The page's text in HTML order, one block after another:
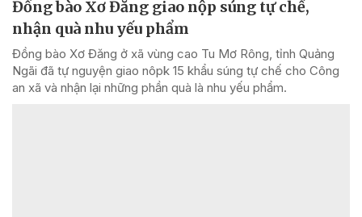
Đồng bào Xơ Đăng giao nộp súng tự chế,
nhận quà nhu yếu phẩm
Đồng bào Xơ Đăng ở xã vùng cao Tu Mơ Rông, tỉnh Quảng
Ngãi đã tự nguyện giao nôpk 15 khẩu súng tự chế cho Công
an xã và nhận lại những phần quà là nhu yếu phẩm.